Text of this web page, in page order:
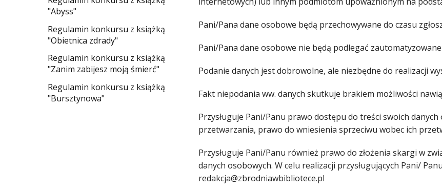
"Abyss"
Regulamin konkursu z książką
"Obietnica zdrady"
Regulamin konkursu z książką
"Zanim zabijesz moją śmierć"
Regulamin konkursu z książką
"Bursztynowa"
Pani/Pana dane osobowe będą przechowywane do czasu
Pani/Pana dane osobowe nie będą podlegać
Podanie danych jest dobrowolne, ale niezbędne do realizacji
Fakt niepodania ww. danych skutkuje brakiem możliwości
Przysługuje Pani/Panu prawo dostępu do treści swoich
przetwarzania, prawo do wniesienia sprzeciwu wobec ich
Przysługuje Pani/Panu również prawo do złożenia skargi w
danych osobowych. W celu realizacji przysługujących Pani/
redakcja@zbrodniawbibliotece.pl